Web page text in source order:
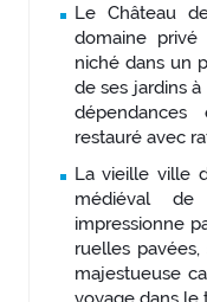
Le Château
domaine privé
niché dans un
de ses jardins
restauré avec
La vieille ville
médiéval
impressionne
ruelles
majestueuse